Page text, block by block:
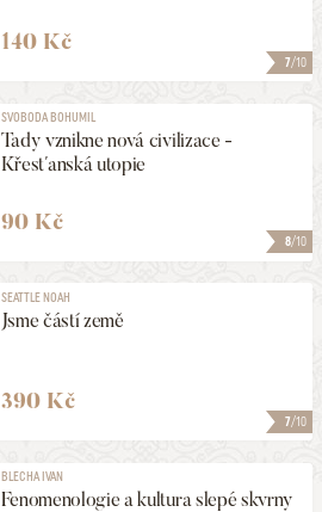
7/10
140 Kč
8/10
SVOBODA BOHUMIL
Tady vznikne nová civilizace -
Křesťanská utopie
90 Kč
7/10
SEATTLE NOAH
Jsme částí země
390 Kč
BLECHA IVAN
Fenomenologie a kultura slepé skvrny